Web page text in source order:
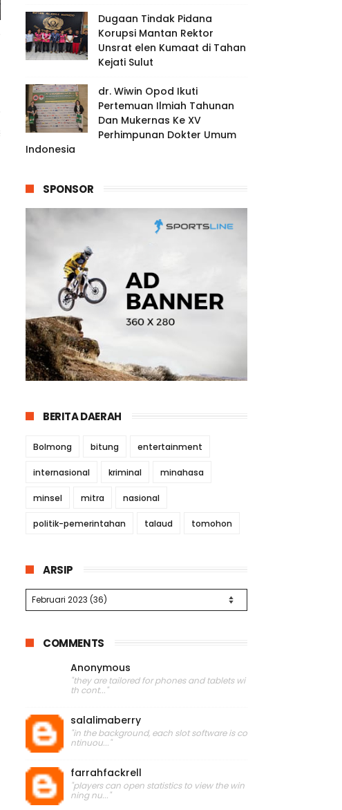
Dugaan Tindak Pidana
Korupsi Mantan Rektor
Unsrat elen Kumaat di Tahan
Kejati Sulut
dr. Wiwin Opod Ikuti
Pertemuan Ilmiah Tahunan
Dan Mukernas Ke XV
Perhimpunan Dokter Umum
Indonesia
SPONSOR
BERITA DAERAH
Bolmong bitung entertainment
internasional kriminal minahasa
minsel mitra nasional
politik-pemerintahan talaud tomohon
ARSIP
COMMENTS
Anonymous
"they are tailored for phones and tablets wi
th cont..."
salalimaberry
"in the background, each slot software is co
ntinuou..."
farrahfackrell
"players can open statistics to view the win
ning nu..."